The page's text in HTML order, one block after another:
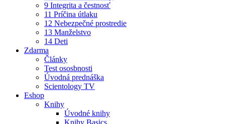
9 Integrita a čestnosť
11 Príčina útlaku
12 Nebezpečné prostredie
13 Manželstvo
14 Deti
Zdarma
Články
Test ososbnosti
Úvodná prednáška
Scientology TV
Eshop
Knihy
Úvodné knihy
Knihy Basics